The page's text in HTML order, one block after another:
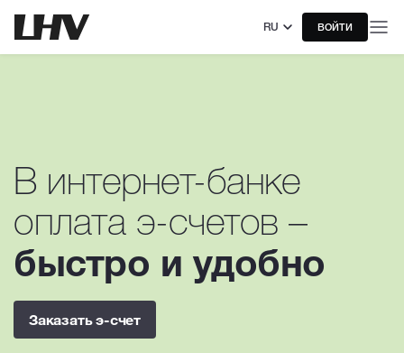
RU ВОЙТИ
В интернет-банке
оплата э-счетов –
быстро и удобно
Заказать э-счет